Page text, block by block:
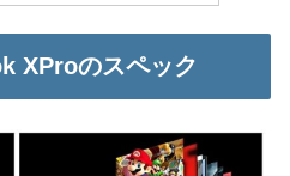
XProのスペック